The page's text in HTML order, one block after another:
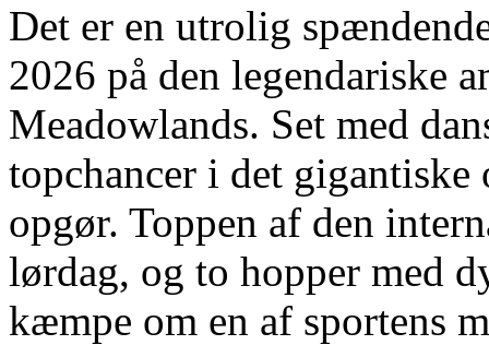
Det er en utrolig
2026 på den legendariske
Meadowlands. Set med
topchancer i det
opgør. Toppen af den
lørdag, og to hopper med
kæmpe om en af sportens